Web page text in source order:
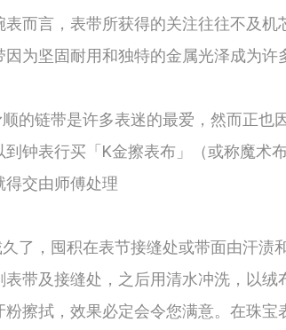
言，表带所获得的关注往往不及机
坚固耐用和独特的金属光泽成为许
链带是许多表迷的最爱，然而正也
钟表行买「K金擦表布」（或称魔术
得交由师傅处理
，囤积在表节接缝处或带面由汗渍
带及接缝处，之后用清水冲洗，以
擦拭，效果必定会令您满意。在珠